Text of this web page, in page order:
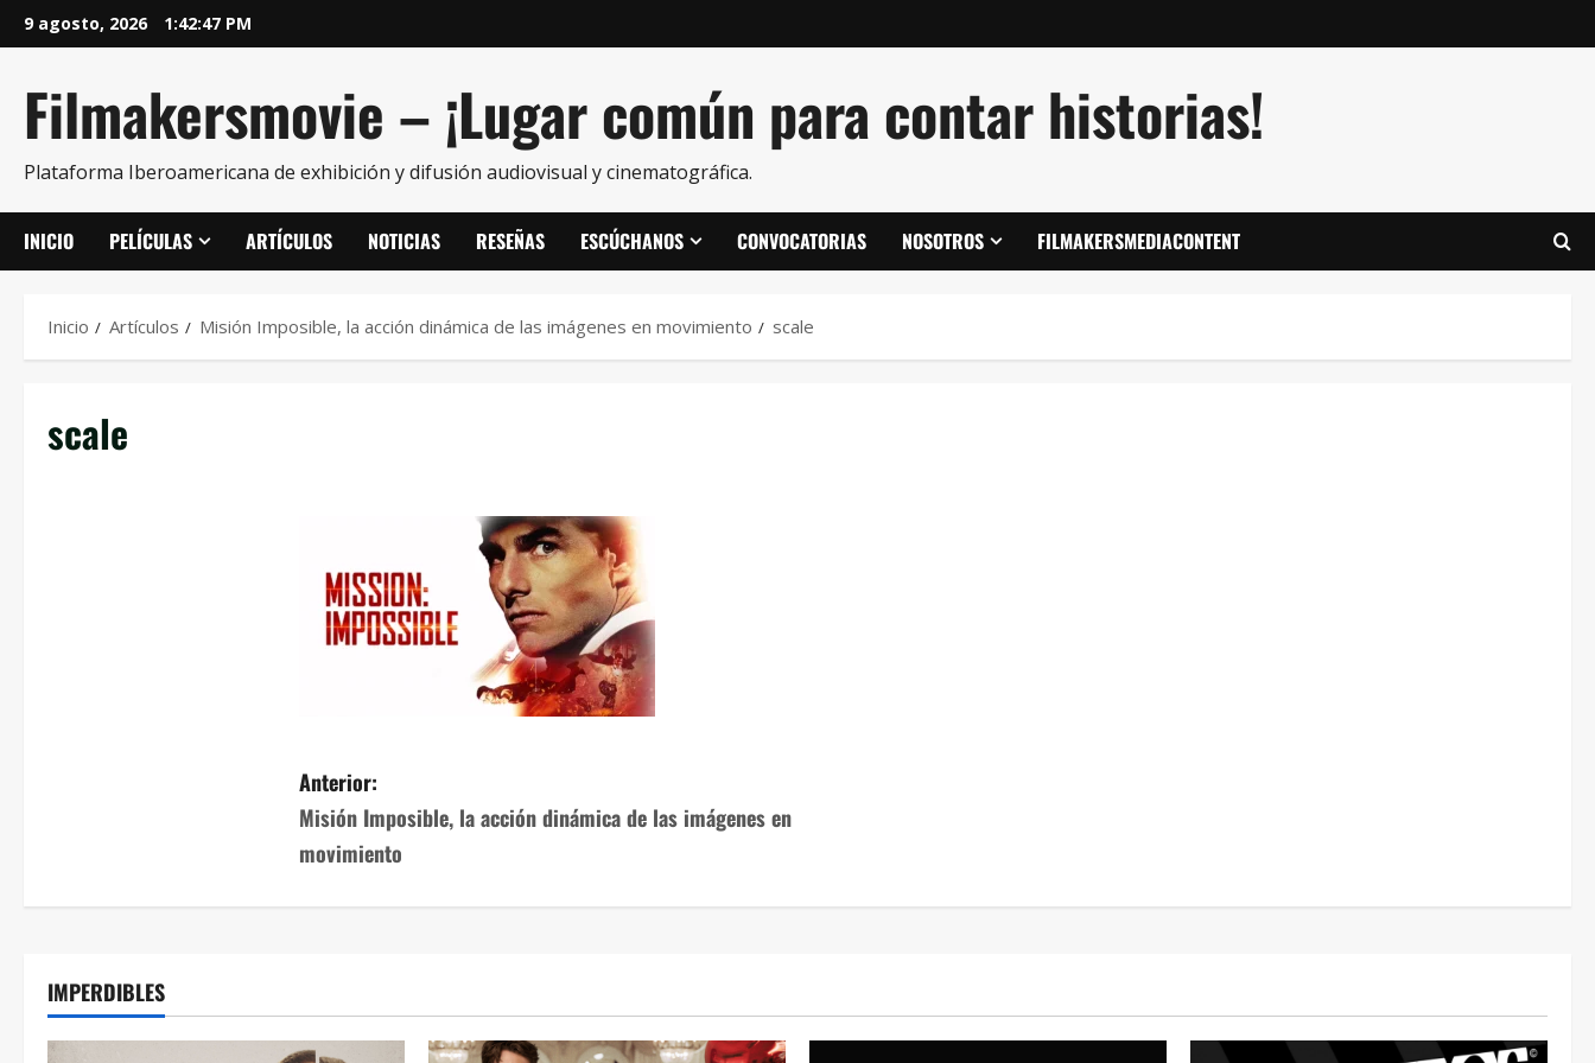
9 agosto, 2026 1:42:47 PM
Filmakersmovie – ¡Lugar común para contar historias!
Plataforma Iberoamericana de exhibición y difusión audiovisual y cinematográfica.
INICIO PELÍCULAS ARTÍCULOS NOTICIAS RESEÑAS ESCÚCHANOS CONVOCATORIAS NOSOTROS FILMAKERSMEDIACONTENT
Inicio Artículos Misión Imposible, la acción dinámica de las imágenes en movimiento scale
scale
Anterior:
Misión Imposible, la acción dinámica de las imágenes en
movimiento
IMPERDIBLES